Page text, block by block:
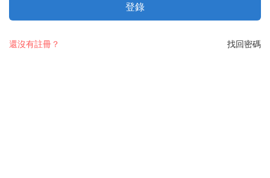
登錄
找回密碼
還沒有註冊？